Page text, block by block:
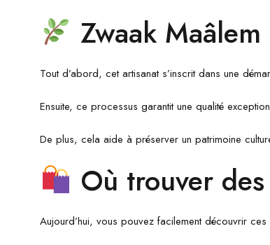
Zwaak
Tout d’abord, cet artisanat s’inscrit dans une
Ensuite, ce processus garantit une qualité
De plus, cela aide à préserver un patrimoine
Où trouver
Aujourd’hui, vous pouvez facilement découvrir